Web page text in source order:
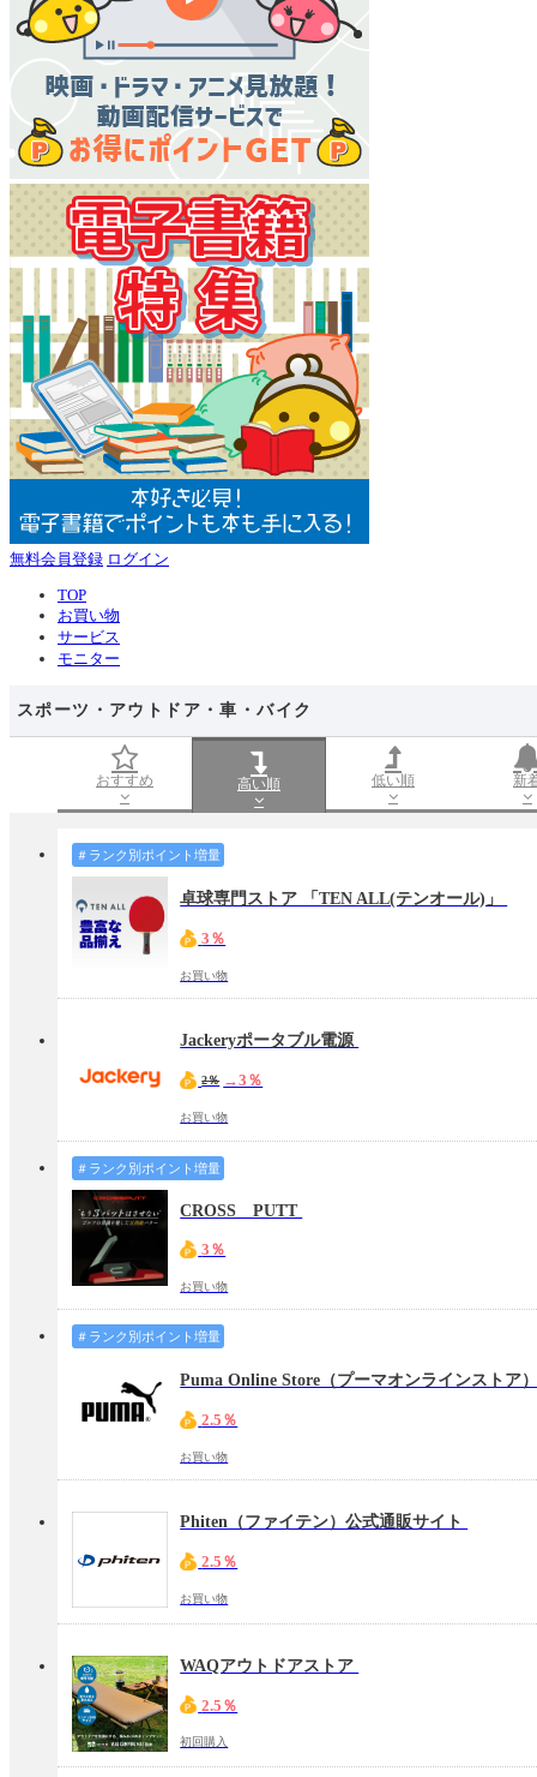
無料会員登録 ログイン
TOP
お買い物
サービス
モニター
スポーツ・アウトドア・車・バイク
おすすめ 高い順 低い順 新
＃ランク別ポイント増量
卓球専門ストア 「TEN ALL(テンオール)」
3％
お買い物
Jackeryポータブル電源
2％ →3％
お買い物
＃ランク別ポイント増量
CROSS PUTT
3％
お買い物
＃ランク別ポイント増量
Puma Online Store（プーマオンラインストア
2.5％
お買い物
Phiten（ファイテン）公式通販サイト
2.5％
お買い物
WAQアウトドアストア
2.5％
初回購入